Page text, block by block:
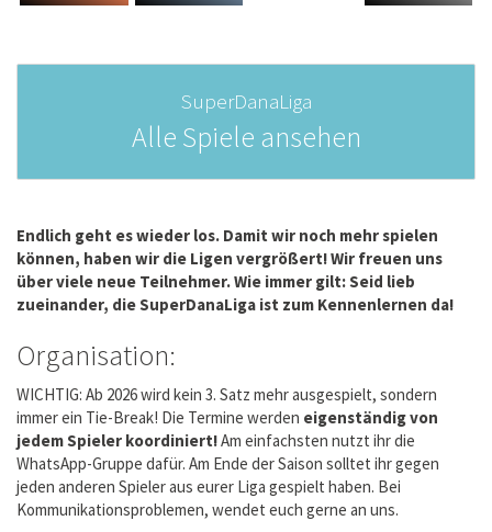
SuperDanaLiga
Alle Spiele ansehen
Endlich geht es wieder los. Damit wir noch mehr spielen
können, haben wir die Ligen vergrößert! Wir freuen uns
über viele neue Teilnehmer. Wie immer gilt: Seid lieb
zueinander, die SuperDanaLiga ist zum Kennenlernen da!
Organisation:
WICHTIG: Ab 2026 wird kein 3. Satz mehr ausgespielt, sondern
immer ein Tie-Break! Die Termine werden eigenständig von
jedem Spieler koordiniert!Am einfachsten nutzt ihr die
WhatsApp-Gruppe dafür. Am Ende der Saison solltet ihr gegen
jeden anderen Spieler aus eurer Liga gespielt haben. Bei
Kommunikationsproblemen, wendet euch gerne an uns.